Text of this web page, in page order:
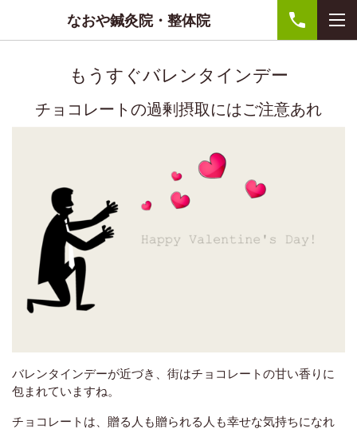
なおや鍼灸院・整体院
もうすぐバレンタインデー
チョコレートの過剰摂取にはご注意あれ
バレンタインデーが近づき、街はチョコレートの甘い香りに
包まれていますね。
チョコレートは、贈る人も贈られる人も幸せな気持ちになれ